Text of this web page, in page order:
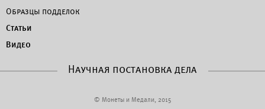
Образцы подделок
Статьи
Видео
Научная постановка дела
© Монеты и Медали, 2015